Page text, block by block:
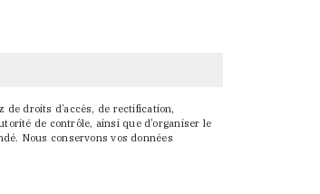
droits d’accès, de rectification,
de contrôle, ainsi que d’organiser le
Nous conservons vos données